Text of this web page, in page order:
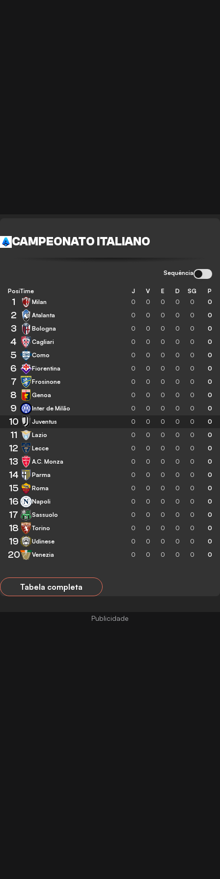
CAMPEONATO ITALIANO
Sequência
Posição
Time J V E D SG P
1 Milan 0 0 0 0 0 0
2 Atalanta 0 0 0 0 0 0
3 Bologna 0 0 0 0 0 0
4 Cagliari 0 0 0 0 0 0
5 Como 0 0 0 0 0 0
6 Fiorentina 0 0 0 0 0 0
7 Frosinone 0 0 0 0 0 0
8 Genoa 0 0 0 0 0 0
9 Inter de Milão 0 0 0 0 0 0
10 Juventus 0 0 0 0 0 0
11 Lazio 0 0 0 0 0 0
12 Lecce 0 0 0 0 0 0
13 A.C. Monza 0 0 0 0 0 0
14 Parma 0 0 0 0 0 0
15 Roma 0 0 0 0 0 0
16 Napoli 0 0 0 0 0 0
17 Sassuolo 0 0 0 0 0 0
18 Torino 0 0 0 0 0 0
19 Udinese 0 0 0 0 0 0
20 Venezia 0 0 0 0 0 0
Tabela completa